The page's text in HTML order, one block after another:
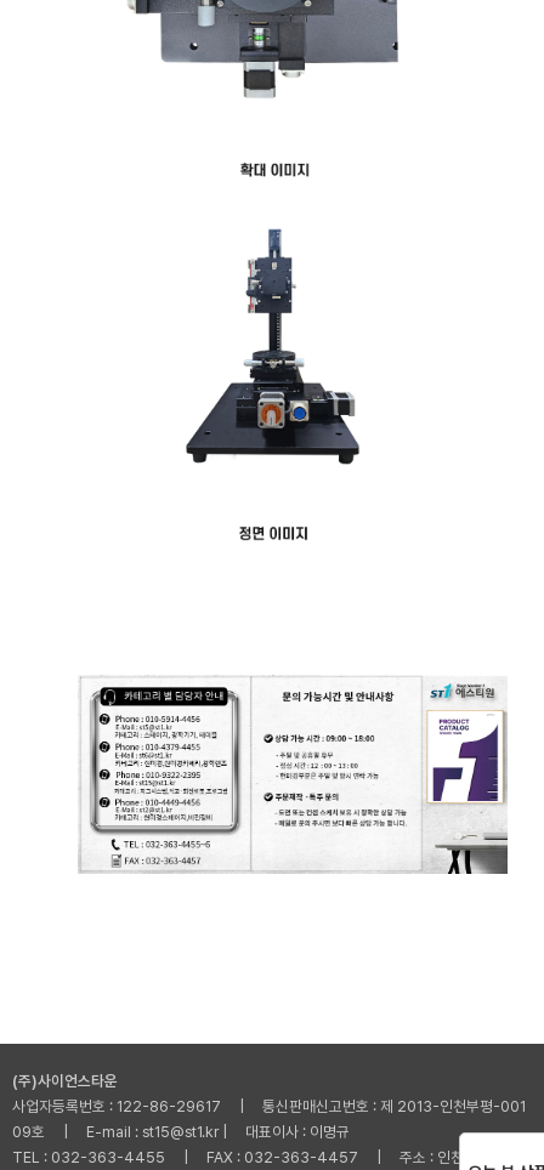
(주)사이언스타운
사업자등록번호 : 122-86-29617 | 통신판매신고번호 : 제 2013-인천부평-001
09호 | E-mail : st15@st1.kr | 대표이사 : 이명규
TEL : 032-363-4455 | FAX : 032-363-4457 | 주소 : 인천광역시 부